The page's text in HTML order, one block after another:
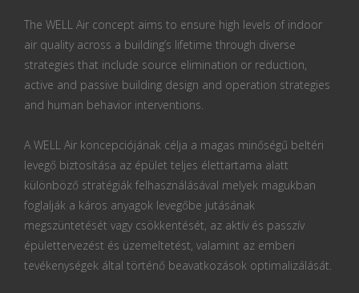
The WELL Air concept aims to ensure high levels of indoor
air quality across a building’s lifetime through diverse
strategies that include source elimination or reduction,
active and passive building design and operation strategies
and human behavior interventions.
A WELL Air koncepciójának célja a magas minőségű beltéri
levegő biztosítása az épület teljes élettartama alatt
különböző stratégiák felhasználásával melyek magukban
foglalják a káros anyagok levegőbe jutásának
megszüntetését vagy csökkentését, az aktív és passzív
épülettervezést és üzemeltetést, valamint az emberi
tevékenységek által történő beavatkozások optimalizálását.